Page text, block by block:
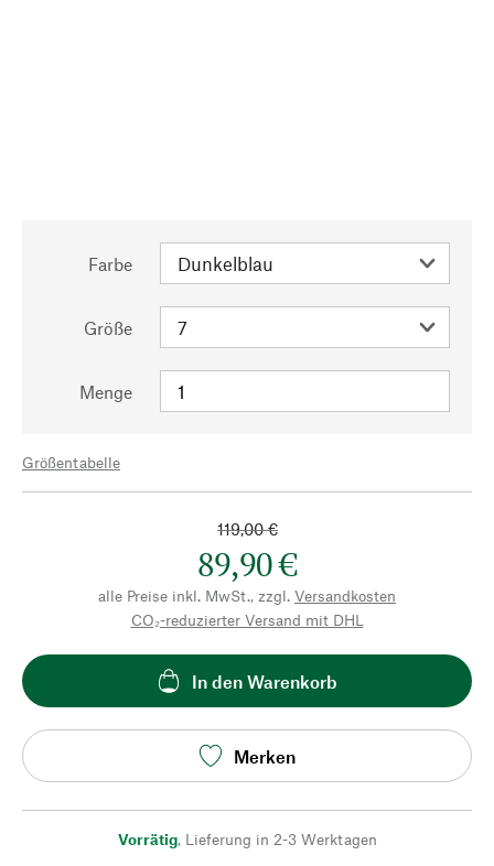
Farbe
Größe
Menge
Größentabelle
119,00 €
89,90 €
alle Preise inkl. MwSt., zzgl. Versandkosten
CO₂-reduzierter Versand mit DHL
In den Warenkorb
Merken
Vorrätig, Lieferung in 2-3 Werktagen